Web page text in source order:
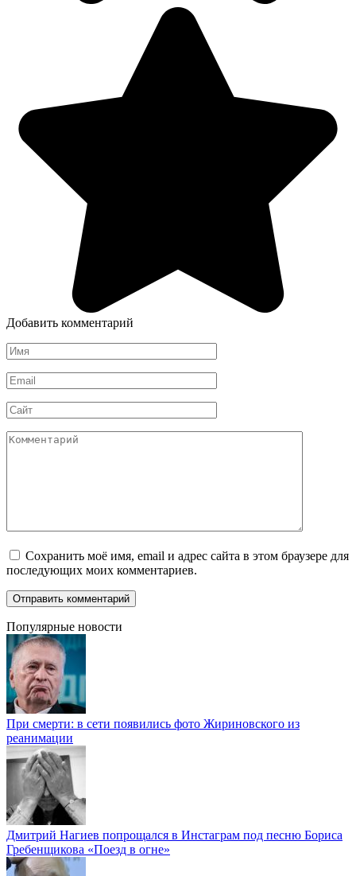
Добавить комментарий
Имя
*
Email
*
Сайт
Комментарий
Сохранить моё имя, email и адрес сайта в этом браузере для
последующих моих комментариев.
Популярные новости
При смерти: в сети появились фото Жириновского из
реанимации
Дмитрий Нагиев попрощался в Инстаграм под песню Бориса
Гребенщикова «Поезд в огне»